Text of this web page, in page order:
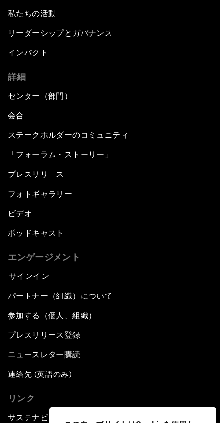
私たちの活動
リーダーシップとガバナンス
インパクト
詳細
センター（部門）
会合
ステークホルダーのコミュニティ
「フォーラム・ストーリー」
プレスリリース
フォトギャラリー
ビデオ
ポッドキャスト
エンゲージメント
サインイン
パートナー（組織）について
参加する（個人、組織）
プレスリリース登録
ニュースレター購読
連絡先 (英語のみ)
リンク
サステナビリティへの取り組み